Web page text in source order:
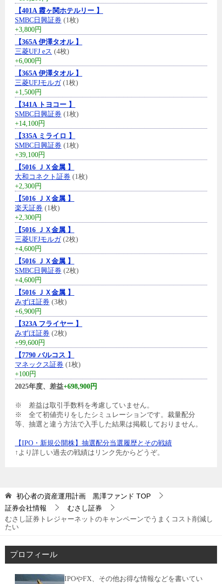
【401A 霞ヶ関ホテルリー 】
SMBC日興証券 (1枚)
+3,800円
【365A 伊澤タオル 】
三菱UFJ eス (4枚)
+6,000円
【365A 伊澤タオル 】
三菱UFJモルガ(1枚)
+1,500円
【341A トヨコー 】
SMBC日興証券 (1枚)
+14,100円
【335A ミライロ 】
SMBC日興証券 (1枚)
+39,100円
【5016 ＪＸ金属 】
大和コネクト証券 (1枚)
+2,300円
【5016 ＪＸ金属 】
楽天証券 (1枚)
+2,300円
【5016 ＪＸ金属 】
三菱UFJモルガ(2枚)
+4,600円
【5016 ＪＸ金属 】
SMBC日興証券 (2枚)
+4,600円
【5016 ＪＸ金属 】
みずほ証券 (3枚)
+6,900円
【323A フライヤー 】
みずほ証券 (2枚)
+99,600円
【7790 バルコス 】
マネックス証券 (1枚)
+100円
2025年度、差益+698,900円
※ 差益は取引手数料を考慮していません。
※ 全て初値売りをしたシミュレーションです。裁量配分
等、抽選と違う方法で入手した結果は掲載しておりません。
【IPO・新規公開株】抽選配分当選履歴とその戦績
↑より詳しい過去の戦績はリンク先からどうぞ。
初心者の資産運用計画 黒澤ファンド TOP
証券会社情報
むさし証券
むさし証券トレジャーネットのキャンペーンでうまくコスト削減し
たい
プロフィール
IPOやFX、その他お得な情報などを書いてい